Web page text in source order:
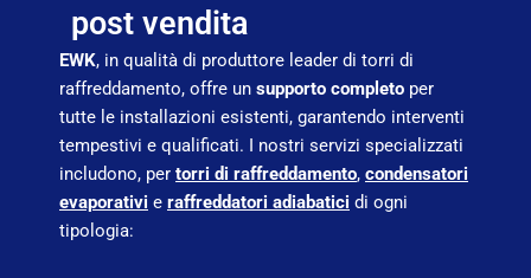
post vendita
EWK, in qualità di produttore leader di torri di
raffreddamento, offre un supporto completo per
tutte le installazioni esistenti, garantendo interventi
tempestivi e qualificati. I nostri servizi specializzati
includono, per torri di raffreddamento, condensatori
evaporativi e raffreddatori adiabatici di ogni
tipologia: